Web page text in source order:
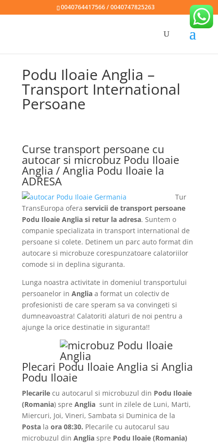
0040764417566 / 0040747825263
Podu Iloaie Anglia –
Transport International
Persoane
Curse transport persoane cu
autocar si microbuz Podu Iloaie
Anglia / Anglia Podu Iloaie la
ADRESA
Tur
TransEuropa ofera servicii de transport persoane
Podu Iloaie Anglia si retur la adresa. Suntem o
companie specializata in transport international de
persoane si colete. Detinem un parc auto format din
autocare si microbuze corespunzatoare calatoriilor
comode si in deplina siguranta.
Lunga noastra activitate in domeniul transportului
persoanelor in Angliaa format un colectiv de
profesionisti de care speram sa va convingeti si
dumneavoastra! Calatoriti alaturi de noi pentru a
ajunge la orice destinatie in siguranta!!
Plecari Podu Iloaie Anglia si Anglia
Podu Iloaie
Plecarilecu autocarul si microbuzul din Podu Iloaie
(Romania) spre Anglia sunt in zilele de Luni, Marti,
Miercuri, Joi, Vineri, Sambata si Duminica de la
Posta la ora 08:30. Plecarile cu autocarul sau
microbuzul din Angliaspre Podu Iloaie (Romania)